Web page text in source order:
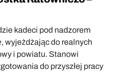
kadeci pod nadzorem
wyjeżdżając do realnych
i powiatu. Stanowi
do przyszłej pracy